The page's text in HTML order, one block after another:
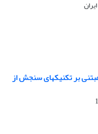
ارزیابی رهیافت ضریب گیاهی دوگانه مبتنی بر تکنیک‎های سنجش از